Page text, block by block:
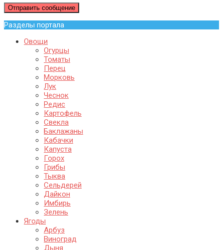
Разделы портала
Овощи
Огурцы
Томаты
Перец
Морковь
Лук
Чеснок
Редис
Картофель
Свекла
Баклажаны
Кабачки
Капуста
Горох
Грибы
Тыква
Сельдерей
Дайкон
Имбирь
Зелень
Ягоды
Арбуз
Виноград
Дыня